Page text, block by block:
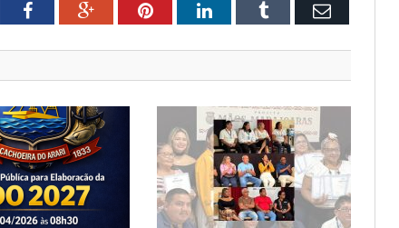
FacebookGoogle+PinterestLinkedInTumblr Email